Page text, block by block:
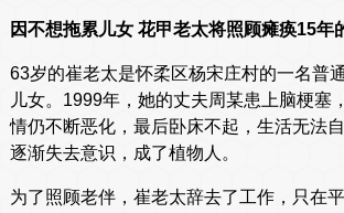
因不想拖累儿女 花甲老太将照顾瘫痪15年
63岁的崔老太是怀柔区杨宋庄村的一名普
儿女。1999年，她的丈夫周某患上脑梗塞
情仍不断恶化，最后卧床不起，生活无法
逐渐失去意识，成了植物人。
为了照顾老伴，崔老太辞去了工作，只在